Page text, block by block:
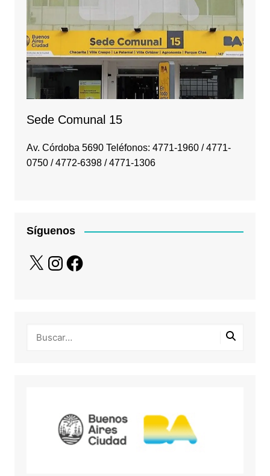
Sede Comunal 15
Av. Córdoba 5690 Teléfonos: 4771-1960 / 4771-
0750 / 4772-6398 / 4771-1306
Síguenos
X InstagramFacebook